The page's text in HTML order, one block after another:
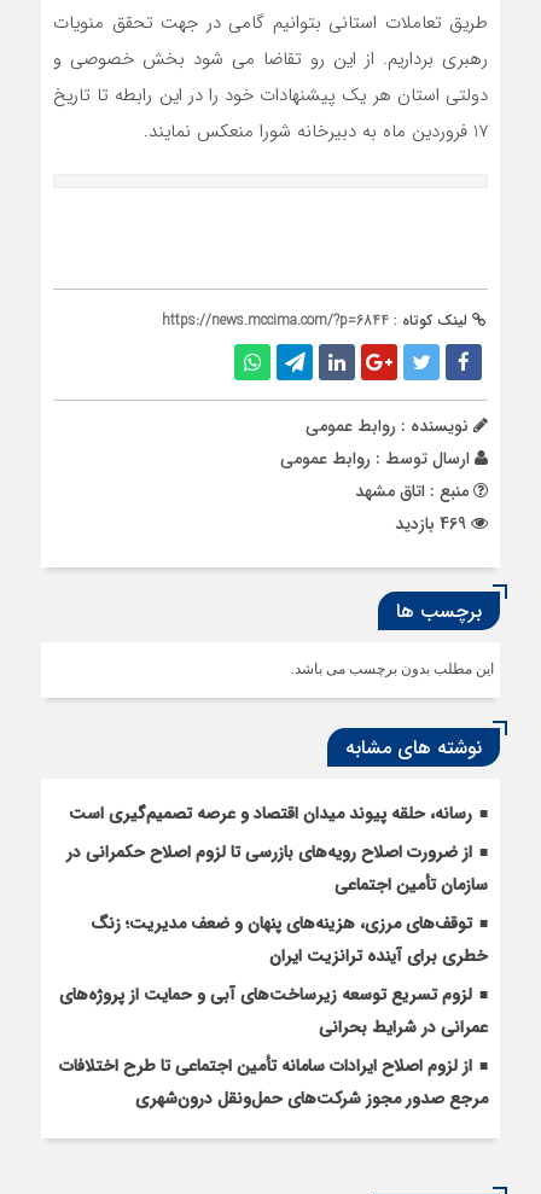
طریق تعاملات استانی بتوانیم گامی در جهت تحقق منویات
رهبری برداریم. از این رو تقاضا می شود بخش خصوصی و
دولتی استان هر یک پیشنهادات خود را در این رابطه تا تاریخ
17 فروردین ماه به دبیرخانه شورا منعکس نمایند.
لینک کوتاه : https://news.mccima.com/?p=6844
نویسنده : روابط عمومی
ارسال توسط : روابط عمومی
منبع : اتاق مشهد
برچسب ها
این مطلب بدون برچسب می باشد.
نوشته های مشابه
رسانه، حلقه پیوند میدان اقتصاد و عرصه تصمیم‌گیری است
از ضرورت اصلاح رویه‌های بازرسی تا لزوم اصلاح حکمرانی در
سازمان تأمین اجتماعی
توقف‌های مرزی، هزینه‌های پنهان و ضعف مدیریت؛ زنگ
خطری برای آینده ترانزیت ایران
لزوم تسریع توسعه زیرساخت‌های آبی و حمایت از پروژه‌های
عمرانی در شرایط بحرانی
از لزوم اصلاح ایرادات سامانه تأمین اجتماعی تا طرح اختلافات
مرجع صدور مجوز شرکت‌های حمل‌ونقل درون‌شهری